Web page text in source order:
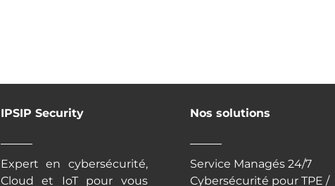
IPSIP Security
Expert en cybersécurité,
Cloud et IoT pour vous
Nos solutions
Service Managés 24/7
Cybersécurité pour TPE /